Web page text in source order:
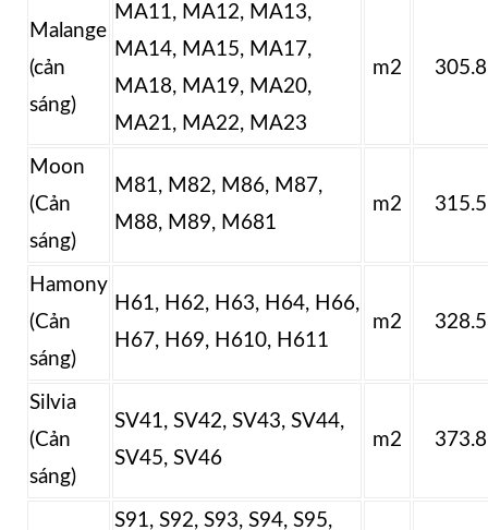
Malange
(cản
sáng)
MA11, MA12, MA13,
MA14, MA15, MA17,
MA18, MA19, MA20,
MA21, MA22, MA23
m2
Moon
(Cản
sáng)
M81, M82, M86, M87,
M88, M89, M681
m2
Hamony
(Cản
sáng)
H61, H62, H63, H64, H66,
H67, H69, H610, H611
m2
Silvia
(Cản
sáng)
SV41, SV42, SV43, SV44,
SV45, SV46
m2
S91, S92, S93, S94, S95,